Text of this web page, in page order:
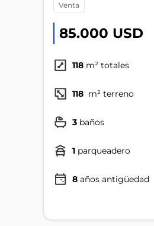
venta
85.000 USD
118 m² totales
118 m² terreno
3 baños
1 parqueadero
8 años antigüedad